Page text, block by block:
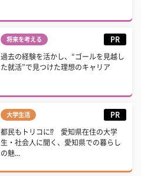
将来を考える PR
過去の経験を活かし、“ゴールを見越し
た就活”で見つけた理想のキャリア
大学生活 PR
都民もトリコに⁉ 愛知県在住の大学
生・社会人に聞く、愛知県での暮らし
の魅...